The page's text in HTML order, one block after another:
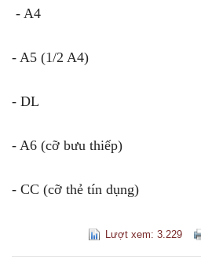
- A4
- A5 (1/2 A4)
- DL
- A6 (cỡ bưu thiếp)
- CC (cỡ thẻ tín dụng)
Lượt xem: 3.229